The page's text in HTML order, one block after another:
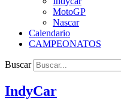
MotoGP
Nascar
Calendario
CAMPEONATOS
Buscar
IndyCar